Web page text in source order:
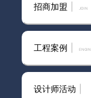
招商加盟 join
工程案例
设计师活动